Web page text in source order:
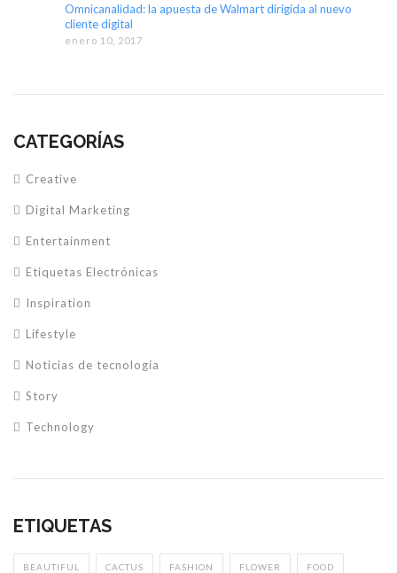
Omnicanalidad: la apuesta de Walmart dirigida al nuevo
cliente digital
enero 10, 2017
CATEGORÍAS
Creative
Digital Marketing
Entertainment
Etiquetas Electrónicas
Inspiration
Lifestyle
Noticias de tecnología
Story
Technology
ETIQUETAS
BEAUTIFUL CACTUS FASHION FLOWER FOOD